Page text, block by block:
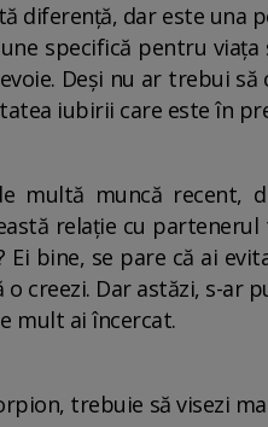
diferență, dar este una
specifică pentru
Deși nu ar trebui
iubirii care este în
multă muncă recent,
relație cu
Ei bine, se pare că ai
o creezi. Dar astăzi, s-ar
mult ai încercat.
trebuie să visezi